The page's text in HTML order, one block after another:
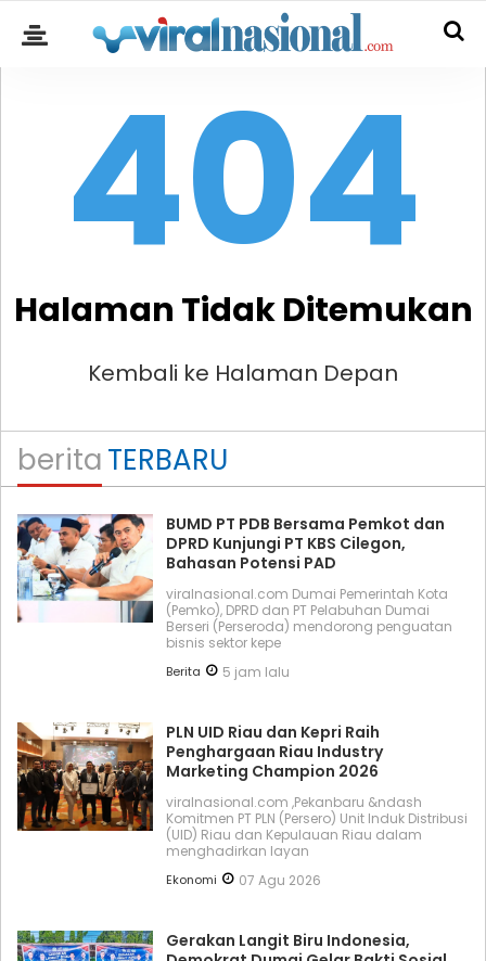
404
Halaman Tidak Ditemukan
Kembali ke Halaman Depan
beritaTERBARU
BUMD PT PDB Bersama Pemkot dan
DPRD Kunjungi PT KBS Cilegon,
Bahasan Potensi PAD
viralnasional.com Dumai Pemerintah Kota
(Pemko), DPRD dan PT Pelabuhan Dumai
Berseri (Perseroda) mendorong penguatan
bisnis sektor kepe
Berita 5 jam lalu
PLN UID Riau dan Kepri Raih
Penghargaan Riau Industry
Marketing Champion 2026
viralnasional.com ,Pekanbaru &ndash
Komitmen PT PLN (Persero) Unit Induk Distribusi
(UID) Riau dan Kepulauan Riau dalam
menghadirkan layan
Ekonomi 07 Agu 2026
Gerakan Langit Biru Indonesia,